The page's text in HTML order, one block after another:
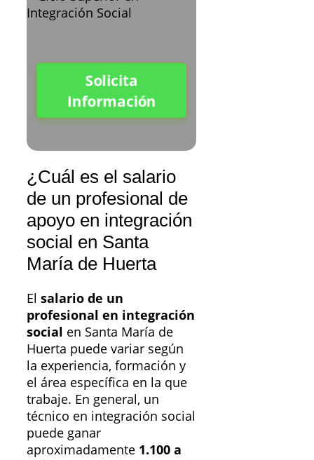
Solicita
Información
¿Cuál es el salario
de un profesional de
apoyo en integración
social en Santa
María de Huerta
El salario de un
profesional en integración
social en Santa María de
Huerta puede variar según
la experiencia, formación y
el área específica en la que
trabaje. En general, un
técnico en integración social
puede ganar
aproximadamente 1.100 a